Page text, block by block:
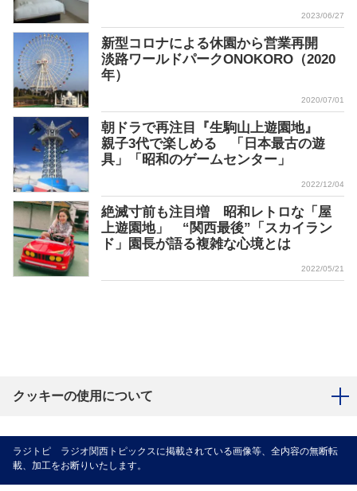
2023/06/27
新型コロナによる休園から営業再開
淡路ワールドパークONOKORO（2020
年）
2020/07/01
朝ドラで再注目『生駒山上遊園地』
親子3代で楽しめる 「日本最古の遊
具」「昭和のゲームセンター」
2022/12/04
絶滅寸前も注目増 昭和レトロな「屋
上遊園地」 “関西最後”「スカイラン
ド」園長が語る複雑な心境とは
2022/05/21
クッキーの使用について
ラジトピ ラジオ関西トピックスに掲載されている画像等、全内容の無断転
載、加工をお断りいたします。